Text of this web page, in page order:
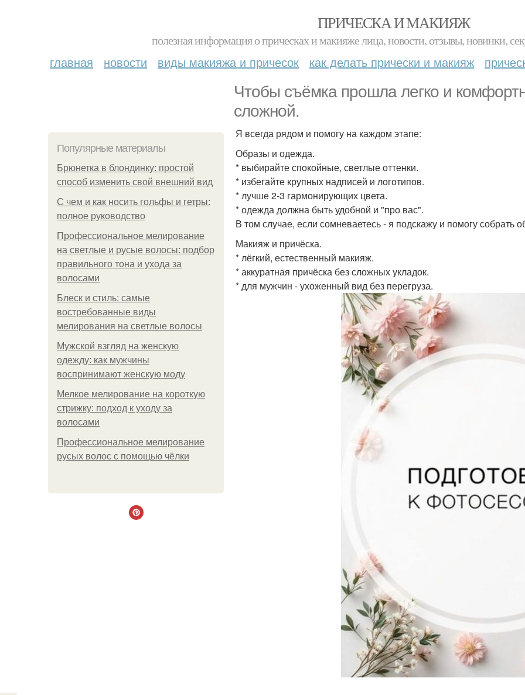
ПРИЧЕСКА И МАКИЯЖ
полезная информация о прическах и макияже лица, новости, отзывы, новинки,
главная новости виды макияжа и причесок как делать прически и макияж
Чтобы съёмка прошла легко и
сложной.
Популярные материалы
Брюнетка в блондинку: простой
способ изменить свой внешний вид
С чем и как носить гольфы и гетры:
полное руководство
Профессиональное мелирование
на светлые и русые волосы: подбор
правильного тона и ухода за
волосами
Блеск и стиль: самые
востребованные виды
мелирования на светлые волосы
Мужской взгляд на женскую
одежду: как мужчины
воспринимают женскую моду
Мелкое мелирование на короткую
стрижку: подход к уходу за
волосами
Профессиональное мелирование
русых волос с помощью чёлки
Я всегда рядом и помогу на каждом этапе:
Образы и одежда.
* выбирайте спокойные, светлые оттенки.
* избегайте крупных надписей и логотипов.
* лучше 2-3 гармонирующих цвета.
* одежда должна быть удобной и "про вас".
В том случае, если сомневаетесь - я подскажу и помогу собрать
Макияж и причёска.
* лёгкий, естественный макияж.
* аккуратная причёска без сложных укладок.
* для мужчин - ухоженный вид без перегруза.